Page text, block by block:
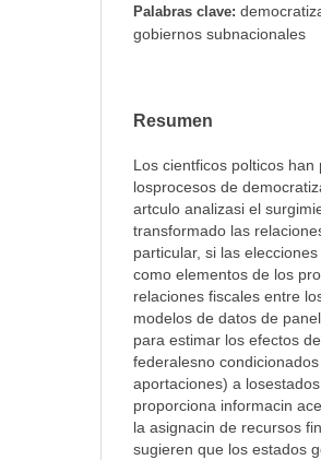
Palabras clave:
gobiernos subnacionales
Resumen
Los cientficos polticos
losprocesos de
artculo analizasi el
transformado las
particular, si las
como elementos de los
relaciones fiscales entre
modelos de datos de
para estimar los efectos
federalesno
aportaciones) a
proporciona informacin
la asignacin de recursos
sugieren que los estados